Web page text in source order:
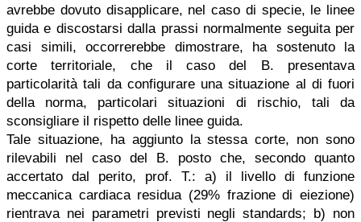
avrebbe dovuto disapplicare, nel caso di specie, le linee
guida e discostarsi dalla prassi normalmente seguita per
casi simili, occorrerebbe dimostrare, ha sostenuto la
corte territoriale, che il caso del B. presentava
particolarità tali da configurare una situazione al di fuori
della norma, particolari situazioni di rischio, tali da
sconsigliare il rispetto delle linee guida.
Tale situazione, ha aggiunto la stessa corte, non sono
rilevabili nel caso del B. posto che, secondo quanto
accertato dal perito, prof. T.: a) il livello di funzione
meccanica cardiaca residua (29% frazione di eiezione)
rientrava nei parametri previsti negli standards; b) non